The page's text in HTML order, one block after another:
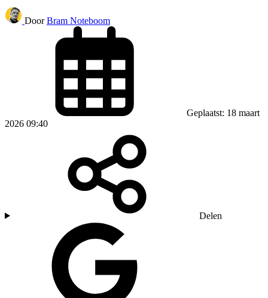
Door Bram Noteboom
Geplaatst: 18 maart
2026 09:40
Delen